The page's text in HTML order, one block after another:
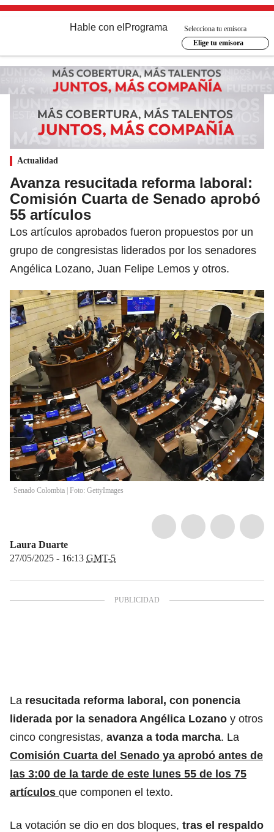
Hable con el Programa
Selecciona tu emisora
Elige tu emisora
Actualidad
Avanza resucitada reforma laboral:
Comisión Cuarta de Senado aprobó
55 artículos
Los artículos aprobados fueron propuestos por un
grupo de congresistas liderados por los senadores
Angélica Lozano, Juan Felipe Lemos y otros.
Senado Colombia | Foto: GettyImages
Laura Duarte
27/05/2025 - 16:13 GMT-5
La resucitada reforma laboral, con ponencia
liderada por la senadora Angélica Lozano y otros
cinco congresistas, avanza a toda marcha. La
Comisión Cuarta del Senado ya aprobó antes de
las 3:00 de la tarde de este lunes 55 de los 75
artículos que componen el texto.
La votación se dio en dos bloques, tras el respaldo